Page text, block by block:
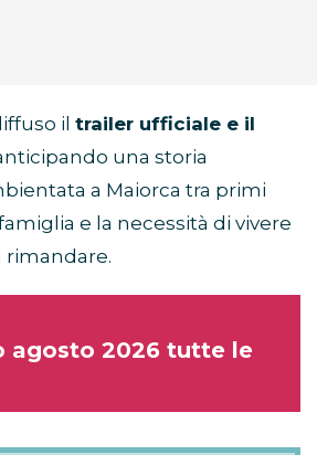
il trailer ufficiale e il
una storia
a Maiorca tra primi
e la necessità di vivere
rimandare.
agosto 2026 tutte le